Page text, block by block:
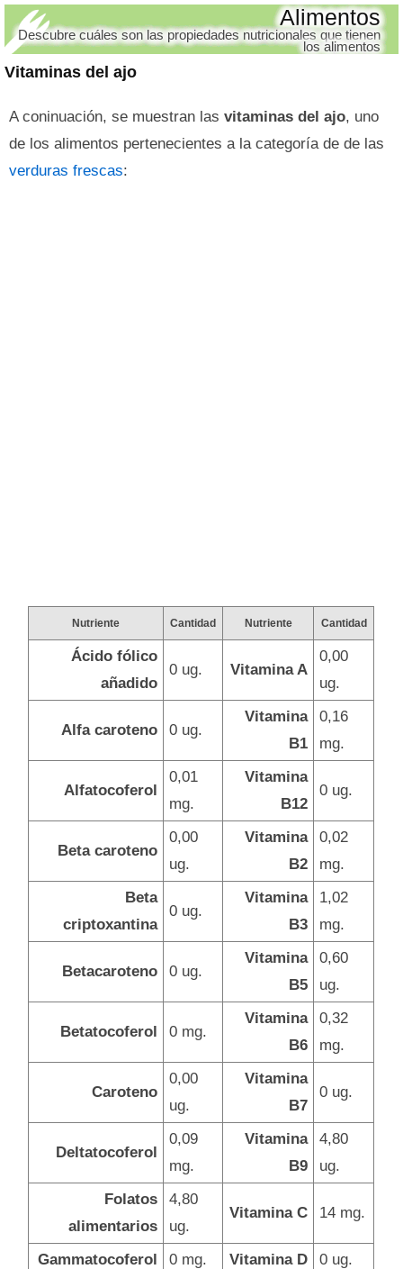
Vitaminas del ajo
Alimentos
Descubre cuáles son las propiedades nutricionales que tienen
los alimentos
A coninuación, se muestran las vitaminas del ajo, uno
de los alimentos pertenecientes a la categoría de de las
verduras frescas:
Nutriente Cantidad Nutriente Cantidad
Ácido fólico
añadido
0 ug. Vitamina A
0,00
ug.
Alfa caroteno 0 ug.
Vitamina
B1
0,16
mg.
Alfatocoferol
0,01
mg.
Vitamina
B12
0 ug.
Beta caroteno
0,00
ug.
Vitamina
B2
0,02
mg.
Beta
criptoxantina
0 ug.
Vitamina
B3
1,02
mg.
Betacaroteno 0 ug.
Vitamina
B5
0,60
ug.
Betatocoferol 0 mg.
Vitamina
B6
0,32
mg.
Caroteno
0,00
ug.
Vitamina
B7
0 ug.
Deltatocoferol
0,09
mg.
Vitamina
B9
4,80
ug.
Folatos
alimentarios
4,80
ug.
Vitamina C 14 mg.
Gammatocoferol 0 mg. Vitamina D
0 ug.